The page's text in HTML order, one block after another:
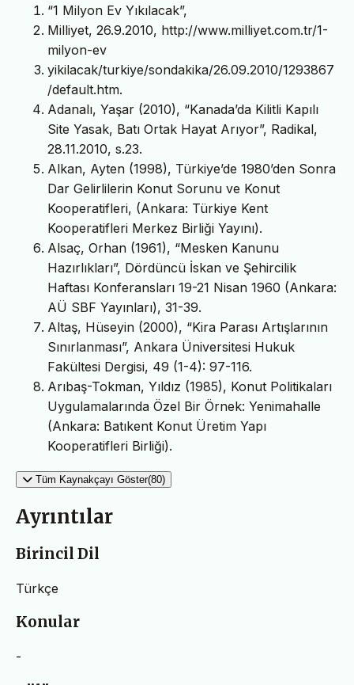
“1 Milyon Ev Yıkılacak”,
Milliyet, 26.9.2010, http://www.milliyet.com.tr/1-
milyon-ev
yikilacak/turkiye/sondakika/26.09.2010/1293867
/default.htm.
Adanalı, Yaşar (2010), “Kanada’da Kilitli Kapılı
Site Yasak, Batı Ortak Hayat Arıyor”, Radikal,
28.11.2010, s.23.
Alkan, Ayten (1998), Türkiye’de 1980’den Sonra
Dar Gelirlilerin Konut Sorunu ve Konut
Kooperatifleri, (Ankara: Türkiye Kent
Kooperatifleri Merkez Birliği Yayını).
Alsaç, Orhan (1961), “Mesken Kanunu
Hazırlıkları”, Dördüncü İskan ve Şehircilik
Haftası Konferansları 19-21 Nisan 1960 (Ankara:
AÜ SBF Yayınları), 31-39.
Altaş, Hüseyin (2000), “Kira Parası Artışlarının
Sınırlanması”, Ankara Üniversitesi Hukuk
Fakültesi Dergisi, 49 (1-4): 97-116.
Arıbaş-Tokman, Yıldız (1985), Konut Politikaları
Uygulamalarında Özel Bir Örnek: Yenimahalle
(Ankara: Batıkent Konut Üretim Yapı
Kooperatifleri Birliği).
Tüm Kaynakçayı Göster(80)
Ayrıntılar
Birincil Dil
Türkçe
Konular
-